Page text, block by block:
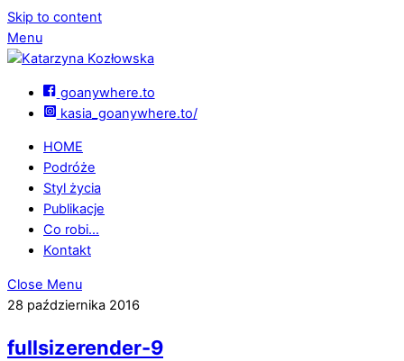
Skip to content
Menu
goanywhere.to
kasia_goanywhere.to/
HOME
Podróże
Styl życia
Publikacje
Co robi…
Kontakt
Close Menu
28 października 2016
fullsizerender-9